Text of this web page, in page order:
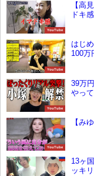
YouTube
【高
ドキ
YouTube
はじ
100万
YouTube
39万
やっ
YouTube
【み
13ヶ
ッキ